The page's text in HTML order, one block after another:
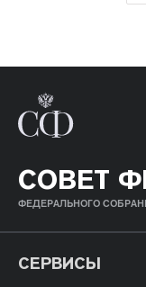
СОВЕТ
ФЕДЕРАЛЬНОГО
СЕРВИСЫ